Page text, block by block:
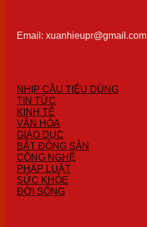
Email: xuanhieupr@gmail.com
NHỊP CẦU TIÊU DÙNG
TIN TỨC
KINH TẾ
VĂN HÓA
GIÁO DỤC
BẤT ĐỘNG SẢN
CÔNG NGHỆ
PHÁP LUẬT
SỨC KHỎE
ĐỜI SỐNG